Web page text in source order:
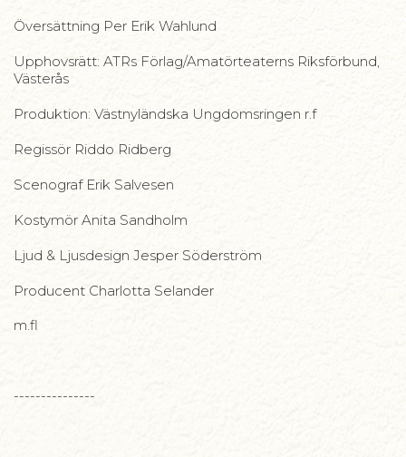
Översättning Per Erik Wahlund
Upphovsrätt: ATRs Förlag/Amatörteaterns Riksförbund,
Västerås
Produktion: Västnyländska Ungdomsringen r.f
Regissör Riddo Ridberg
Scenograf Erik Salvesen
Kostymör Anita Sandholm
Ljud & Ljusdesign Jesper Söderström
Producent Charlotta Selander
m.fl
---------------